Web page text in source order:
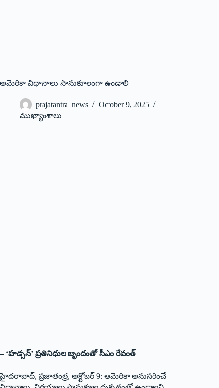
అమెరికా విధానాలు సానుకూలంగా ఉండాలి
prajatantra_news
October 9, 2025
ముఖ్యాంశాలు
– ‘హడ్సన్‌’ ప్రతినిధుల బృందంతో సీఎం రేవంత్‌
హైదరాబాద్‌, ప్రజాతంత్ర, అక్టోబర్‌ 9: అమెరికా అనుసరించే